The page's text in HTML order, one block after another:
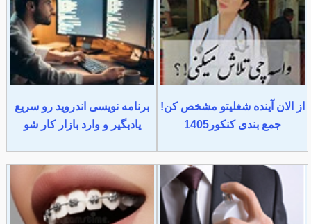
از الان آینده شغلیتو مشخص کن!
جمع بندی کنکور1405
برنامه نویسی اندروید رو سریع
یادبگیر و وارد بازار کار شو